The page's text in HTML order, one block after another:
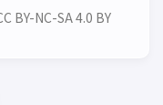
BY-NC-SA 4.0 BY